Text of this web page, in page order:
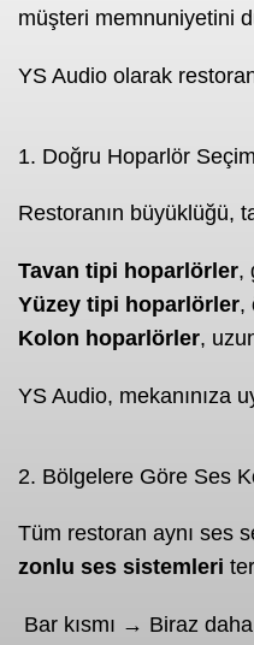
müşteri memnuniyetini
YS Audio olarak
1. Doğru Hoparlör
Restoranın büyüklüğü,
Tavan tipi hoparlörler,
Yüzey tipi hoparlörler,
Kolon hoparlörler,
YS Audio, mekanınıza
2. Bölgelere Göre Ses
Tüm restoran aynı ses
zonlu ses sistemleri
Bar kısmı → Biraz